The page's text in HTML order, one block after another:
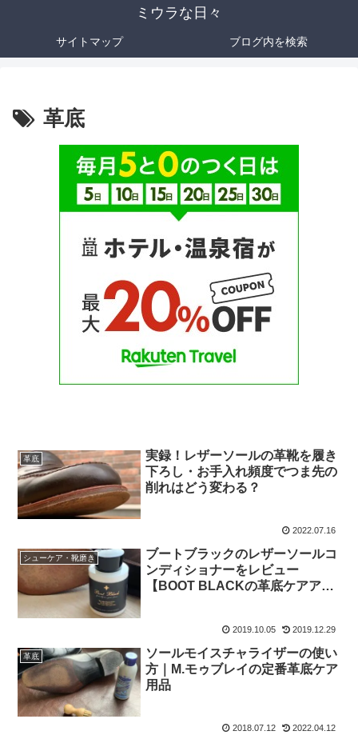
ミウラな日々
サイトマップ ブログ内を検索
革底
革底
実録！レザーソールの革靴を履き
下ろし・お手入れ頻度でつま先の
削れはどう変わる？
2022.07.16
シューケア・靴磨き
ブートブラックのレザーソールコ
ンディショナーをレビュー
【BOOT BLACKの革底ケアアイ
2019.10.05 2019.12.29
革底
ソールモイスチャライザーの使い
方｜M.モゥブレイの定番革底ケア
用品
2018.07.12 2022.04.12